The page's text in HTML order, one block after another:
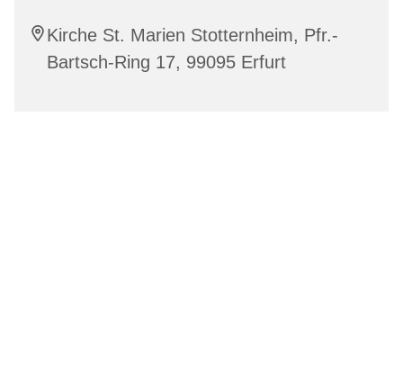
Kirche St. Marien Stotternheim, Pfr.-
Bartsch-Ring 17, 99095 Erfurt